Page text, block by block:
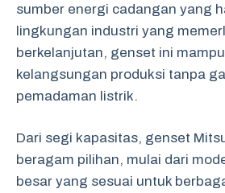
sumber energi cadangan yang
lingkungan industri yang
berkelanjutan, genset ini
kelangsungan produksi tanpa
pemadaman listrik.
Dari segi kapasitas, genset
beragam pilihan, mulai dari
besar yang sesuai untuk